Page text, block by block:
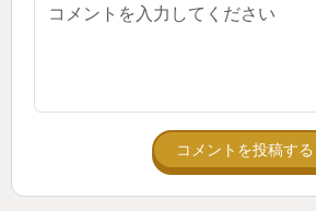
このアクション部分も軽快な操作
防具などのアイテムが敵から落ち
ない瞬間だろう。
3つも4つもいっぺんに落ちた時に
ドバであるww
コメントを投稿する